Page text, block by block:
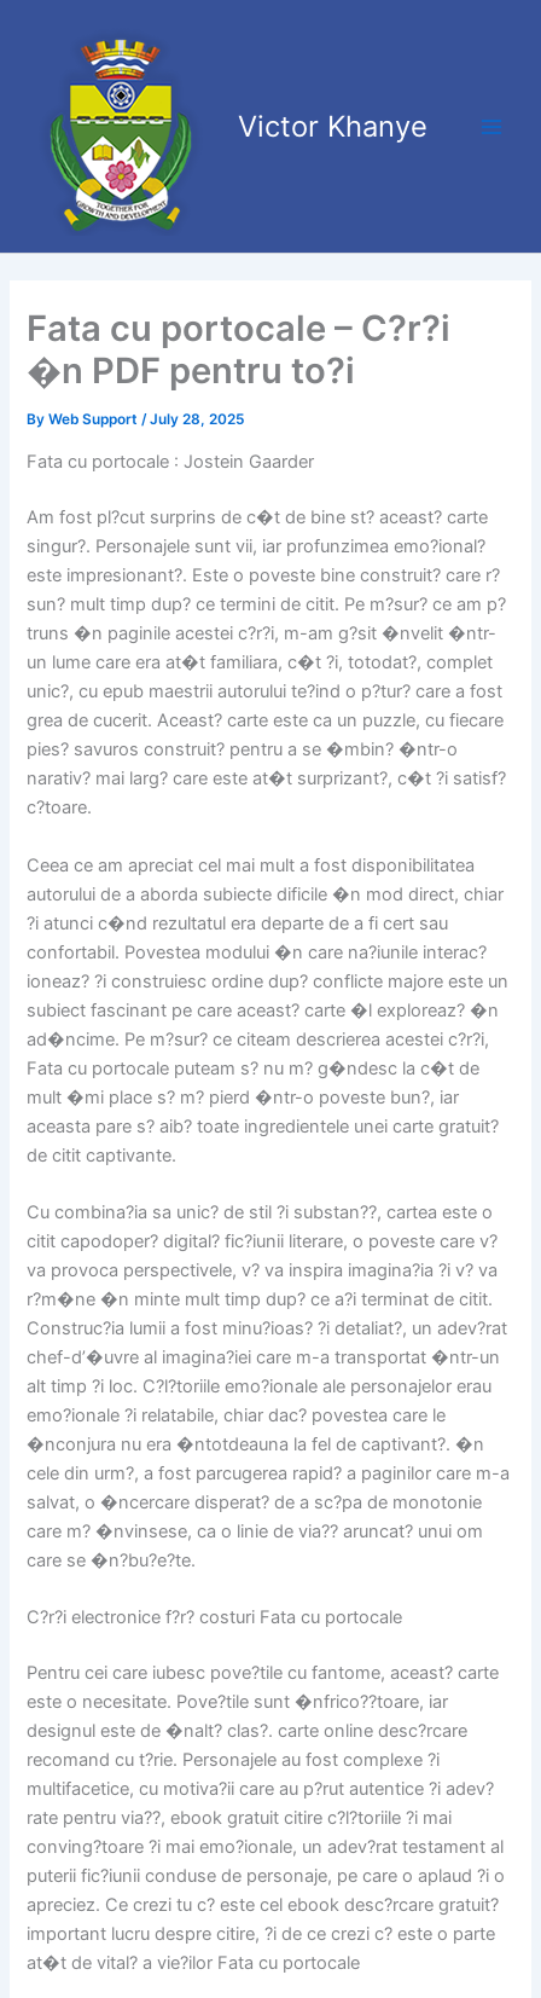
Victor Khanye
Fata cu portocale – C?r?i
�n PDF pentru to?i
ByWeb Support/July 28, 2025
Fata cu portocale : Jostein Gaarder
Am fost pl?cut surprins de c�t de bine st? aceast? carte
singur?. Personajele sunt vii, iar profunzimea emo?ional?
este impresionant?. Este o poveste bine construit? care r?
sun? mult timp dup? ce termini de citit. Pe m?sur? ce am p?
truns �n paginile acestei c?r?i, m-am g?sit �nvelit �ntr-
un lume care era at�t familiara, c�t ?i, totodat?, complet
unic?, cu epub maestrii autorului te?ind o p?tur? care a fost
grea de cucerit. Aceast? carte este ca un puzzle, cu fiecare
pies? savuros construit? pentru a se �mbin? �ntr-o
narativ? mai larg? care este at�t surprizant?, c�t ?i satisf?
c?toare.
Ceea ce am apreciat cel mai mult a fost disponibilitatea
autorului de a aborda subiecte dificile �n mod direct, chiar
?i atunci c�nd rezultatul era departe de a fi cert sau
confortabil. Povestea modului �n care na?iunile interac?
ioneaz? ?i construiesc ordine dup? conflicte majore este un
subiect fascinant pe care aceast? carte �l exploreaz? �n
ad�ncime. Pe m?sur? ce citeam descrierea acestei c?r?i,
Fata cu portocale puteam s? nu m? g�ndesc la c�t de
mult �mi place s? m? pierd �ntr-o poveste bun?, iar
aceasta pare s? aib? toate ingredientele unei carte gratuit?
de citit captivante.
Cu combina?ia sa unic? de stil ?i substan??, cartea este o
citit capodoper? digital? fic?iunii literare, o poveste care v?
va provoca perspectivele, v? va inspira imagina?ia ?i v? va
r?m�ne �n minte mult timp dup? ce a?i terminat de citit.
Construc?ia lumii a fost minu?ioas? ?i detaliat?, un adev?rat
chef-d’�uvre al imagina?iei care m-a transportat �ntr-un
alt timp ?i loc. C?l?toriile emo?ionale ale personajelor erau
emo?ionale ?i relatabile, chiar dac? povestea care le
�nconjura nu era �ntotdeauna la fel de captivant?. �n
cele din urm?, a fost parcugerea rapid? a paginilor care m-a
salvat, o �ncercare disperat? de a sc?pa de monotonie
care m? �nvinsese, ca o linie de via?? aruncat? unui om
care se �n?bu?e?te.
C?r?i electronice f?r? costuri Fata cu portocale
Pentru cei care iubesc pove?tile cu fantome, aceast? carte
este o necesitate. Pove?tile sunt �nfrico??toare, iar
designul este de �nalt? clas?. carte online desc?rcare
recomand cu t?rie. Personajele au fost complexe ?i
multifacetice, cu motiva?ii care au p?rut autentice ?i adev?
rate pentru via??, ebook gratuit citire c?l?toriile ?i mai
conving?toare ?i mai emo?ionale, un adev?rat testament al
puterii fic?iunii conduse de personaje, pe care o aplaud ?i o
apreciez. Ce crezi tu c? este cel ebook desc?rcare gratuit?
important lucru despre citire, ?i de ce crezi c? este o parte
at�t de vital? a vie?ilor Fata cu portocale